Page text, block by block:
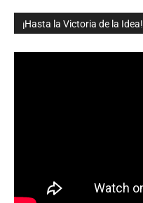
¡Hasta la Victoria de la Idea!